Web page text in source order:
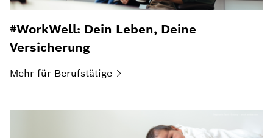
#WorkWell: Dein Leben, Deine
Versicherung
Mehr für Berufstätige